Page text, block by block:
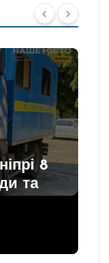
8
та